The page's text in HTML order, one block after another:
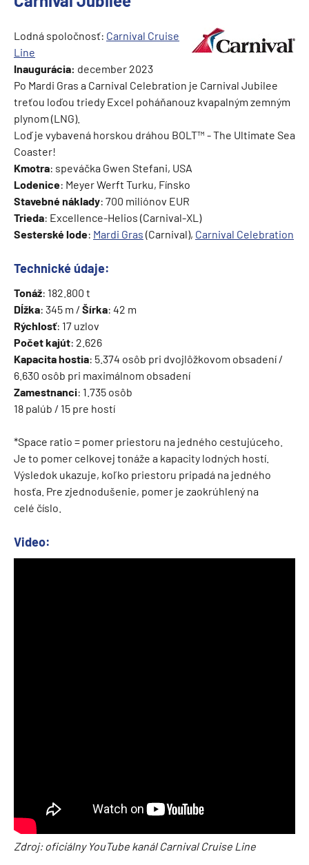
Lodná spoločnosť: Carnival Cruise
Line
Inaugurácia: december 2023
Po Mardi Gras a Carnival Celebration je Carnival Jubilee
treťou loďou triedy Excel poháňanouz kvapalným zemným
plynom (LNG).
Loď je vybavená horskou dráhou BOLT™ - The Ultimate Sea
Coaster!
Kmotra: speváčka Gwen Stefani, USA
Lodenice: Meyer Werft Turku, Fínsko
Stavebné náklady: 700 miliónov EUR
Trieda: Excellence-Helios (Carnival-XL)
Sesterské lode: Mardi Gras (Carnival), Carnival Celebration
Technické údaje:
Tonáž: 182.800 t
Dĺžka: 345 m / Šírka: 42 m
Rýchlosť: 17 uzlov
Počet kajút: 2.626
Kapacita hostia: 5.374 osôb pri dvojlôžkovom obsadení /
6.630 osôb pri maximálnom obsadení
Zamestnanci: 1.735 osôb
18 palúb / 15 pre hostí
*Space ratio = pomer priestoru na jedného cestujúceho.
Je to pomer celkovej tonáže a kapacity lodných hostí.
Výsledok ukazuje, koľko priestoru pripadá na jedného
hosťa. Pre zjednodušenie, pomer je zaokrúhlený na
celé číslo.
Video:
Zdroj: oficiálny YouTube kanál Carnival Cruise Line